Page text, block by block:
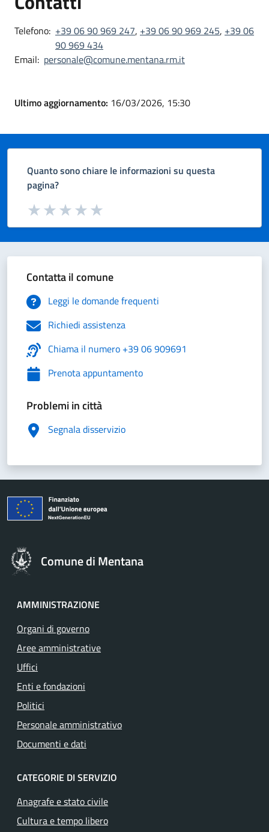
Telefono: +39 06 90 969 247, +39 06 90 969 245, +39 06
90 969 434
Email: personale@comune.mentana.rm.it
Ultimo aggiornamento: 16/03/2026, 15:30
Quanto sono chiare le informazioni su questa
pagina?
Valuta da 1 a 5 stelle la pagina
Valuta 5 stelle su 5
Valuta 4 stelle su 5
Valuta 3 stelle su 5
Valuta 2 stelle su 5
Valuta 1 stelle su 5
Contatta il comune
Leggi le domande frequenti
Richiedi assistenza
Chiama il numero +39 06 909691
Prenota appuntamento
Problemi in città
Segnala disservizio
Comune di Mentana
AMMINISTRAZIONE
Organi di governo
Aree amministrative
Uffici
Enti e fondazioni
Politici
Personale amministrativo
Documenti e dati
CATEGORIE DI SERVIZIO
Anagrafe e stato civile
Cultura e tempo libero